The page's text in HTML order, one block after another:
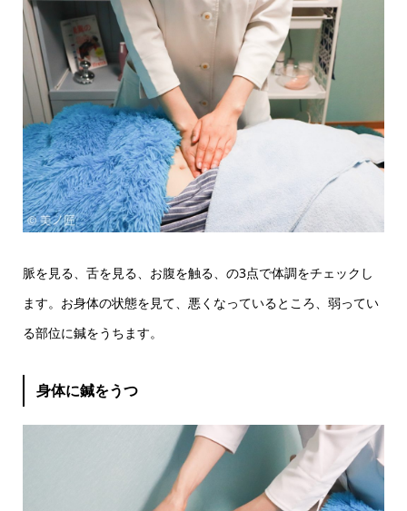
脈を見る、舌を見る、お腹を触る、の3点で体調をチェックし
ます。お身体の状態を見て、悪くなっているところ、弱ってい
る部位に鍼をうちます。
身体に鍼をうつ